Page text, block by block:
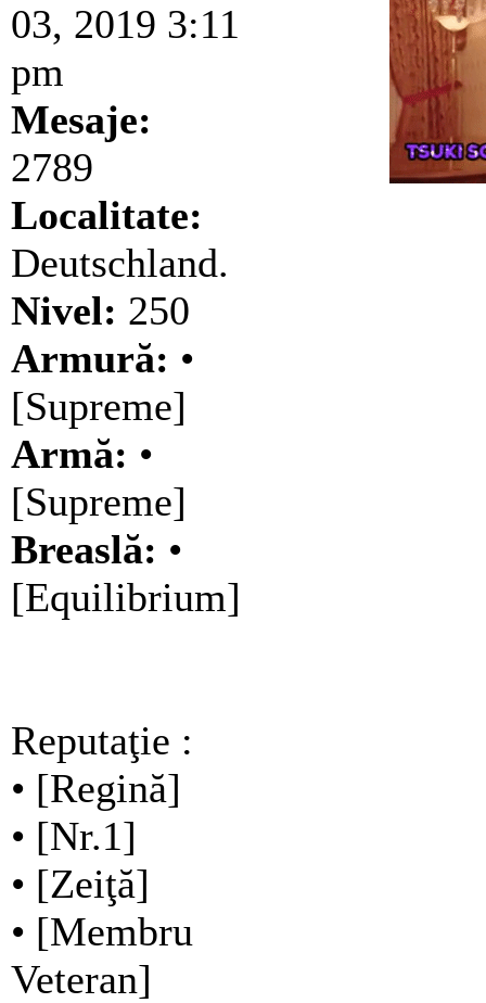
03, 2019 3:11
pm
Mesaje:
2789
Localitate:
Deutschland.
Nivel: 250
Armură: •
[Supreme]
Armă: •
[Supreme]
Breaslă: •
[Equilibrium]
Reputaţie :
• [Regină]
• [Nr.1]
• [Zeiţă]
• [Membru
Veteran]